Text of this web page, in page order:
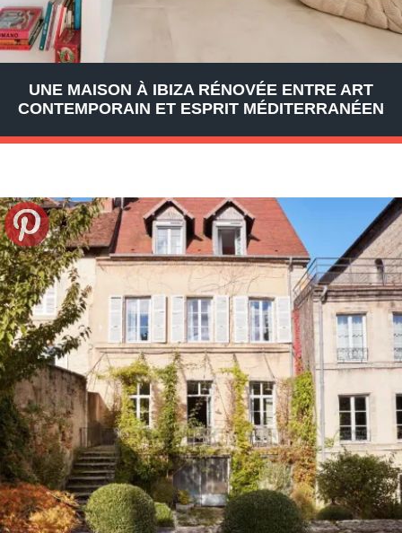
UNE MAISON À IBIZA RÉNOVÉE ENTRE ART
CONTEMPORAIN ET ESPRIT MÉDITERRANÉEN